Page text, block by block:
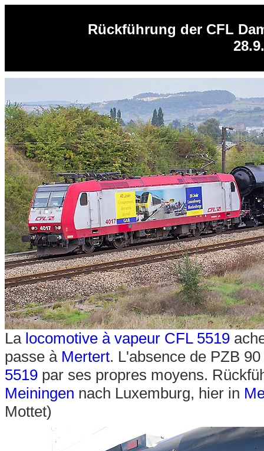
Rückführung der CFL
La locomotive à vapeur CFL 5519
passe à Mertert. L'absence de PZB
5519 par ses propres moyens.
Meiningen nach Luxemburg, hier in
Mottet)